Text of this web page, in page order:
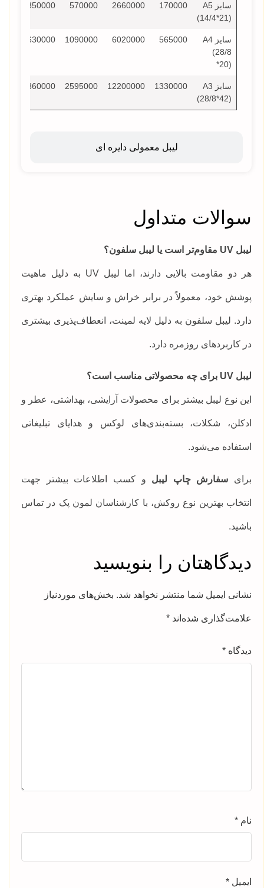
لیبل معمولی دایره ای
سایز A5
(14/4*21)
170000
2660000
570000
850000
سایز A4
(28/8
*20)
565000
6020000
1090000
1630000
سایز A3
(28/8*42)
1330000
12200000
2595000
3860000
سوالات متداول
لیبل UV مقاوم‌تر است یا لیبل سلفون؟
هر دو مقاومت بالایی دارند، اما لیبل UV به دلیل ماهیت
پوشش خود، معمولاً در برابر خراش و سایش عملکرد بهتری
دارد. لیبل سلفون به دلیل لایه لمینت، انعطاف‌پذیری بیشتری
در کاربردهای روزمره دارد.
لیبل UV برای چه محصولاتی مناسب است؟
این نوع لیبل بیشتر برای محصولات آرایشی، بهداشتی، عطر و
ادکلن، شکلات، بسته‌بندی‌های لوکس و هدایای تبلیغاتی
استفاده می‌شود.
برای سفارش چاپ لیبل و کسب اطلاعات بیشتر جهت
انتخاب بهترین نوع روکش، با کارشناسان لمون پک در تماس
باشید.
دیدگاهتان را بنویسید
نشانی ایمیل شما منتشر نخواهد شد. بخش‌های موردنیاز
علامت‌گذاری شده‌اند *
دیدگاه *
نام *
ایمیل *